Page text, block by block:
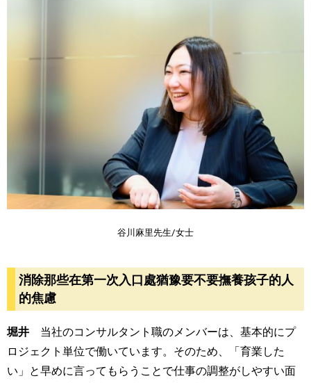
谷川麻里先生/女士
消除那些在第一次入口處猶豫要不要撫養孩子的人
的焦慮
堀井 当社のコンサルタント職のメンバーは、基本的にプ
ロジェクト単位で働いています。そのため、「育業した
い」と早めに言ってもらうことで仕事の調整がしやすい面